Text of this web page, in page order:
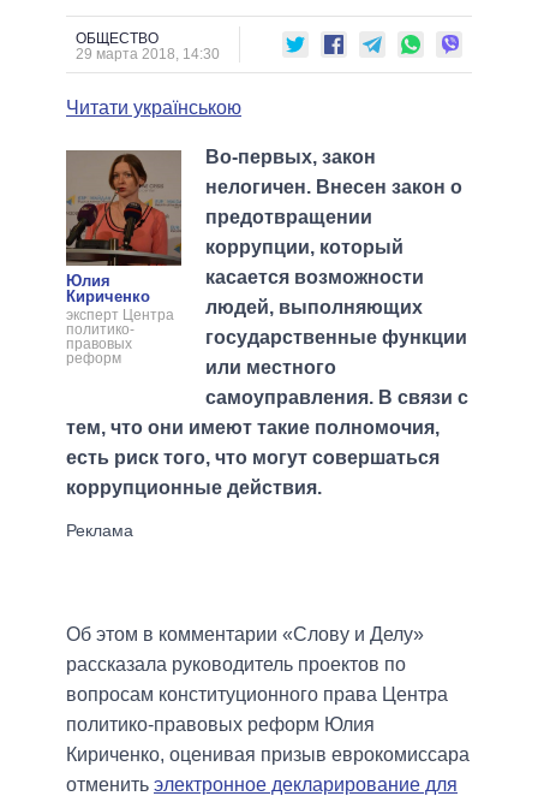
ДАЙДЖЕСТЫ
ВЕРХОВНАЯ РАДА
КАБИНЕТ МИНИСТРОВ
МЭРЫ
ВСЕ ПЕРСОНЫ
ПОДДЕРЖАТЬ
СРАВНЕНИЕ ПОЛИТИКОВ
ОБЩЕСТВО
29 марта 2018, 14:30
Читати українською
Юлия
Кириченко
эксперт Центра
политико-
правовых
реформ
Во-первых, закон
нелогичен. Внесен закон о
предотвращении
коррупции, который
касается возможности
людей, выполняющих
государственные функции
или местного
самоуправления. В связи с
тем, что они имеют такие полномочия,
есть риск того, что могут совершаться
коррупционные действия.
Об этом в комментарии «Слову и Делу»
рассказала руководитель проектов по
вопросам конституционного права Центра
политико-правовых реформ Юлия
Кириченко, оценивая призыв еврокомиссара
отменить электронное декларирование для